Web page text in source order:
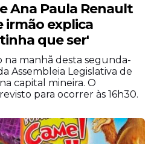
Ana Paula Renault
irmão explica
que ser'
na manhã desta segunda-
Assembleia Legislativa de
capital mineira. O
para ocorrer às 16h30.